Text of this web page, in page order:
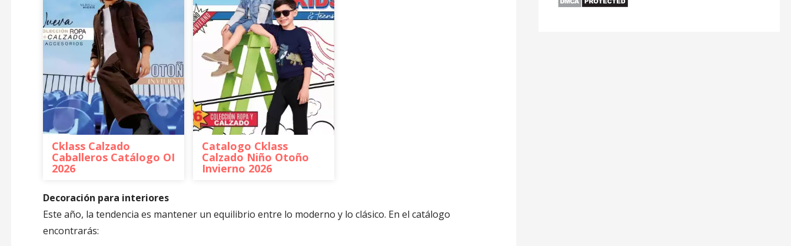
Cklass Calzado
Caballeros Catálogo OI
2026
Catalogo Cklass
Calzado Niño Otoño
Invierno 2026
Decoración para interiores
Este año, la tendencia es mantener un equilibrio entre lo moderno y lo clásico. En el catálogo
encontrarás: